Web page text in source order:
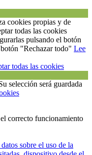
cookies propias y de
todas las cookies
pulsando el botón
"Rechazar todo" Lee
todas las cookies
selección será guardada
correcto funcionamiento
sobre el uso de la